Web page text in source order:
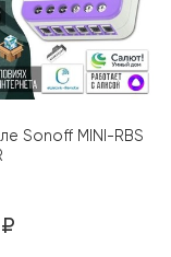
Sonoff MINI-RBS